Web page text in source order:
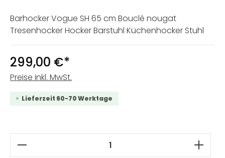
Barhocker Vogue SH 65 cm Bouclé nougat
Tresenhocker Hocker Barstuhl Küchenhocker Stuhl
299,00 €*
Preise inkl. MwSt.
Lieferzeit 60-70 Werktage
Produkt Anzahl: Gib den